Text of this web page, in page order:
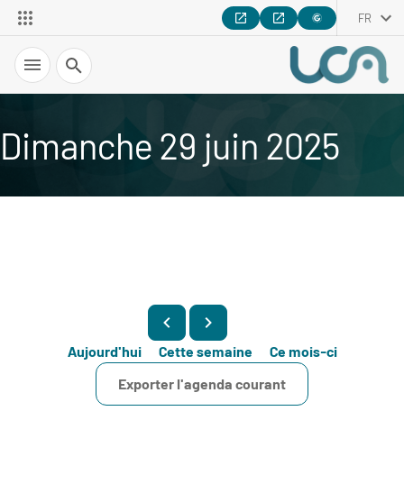
FR
Recherche
Dimanche 29 juin 2025
Aujourd'hui Cette semaine
Ce mois-ci
Exporter l'agenda courant